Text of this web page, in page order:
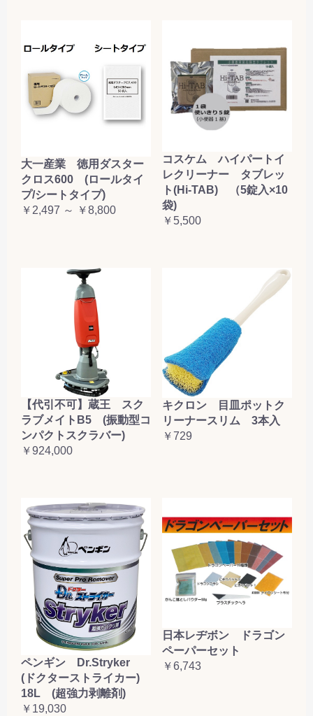
大一産業 徳用ダスター
クロス600 (ロールタイ
プ/シートタイプ)
￥2,497 ～ ￥8,800
コスケム ハイパートイ
レクリーナー タブレッ
ト(Hi-TAB) （5錠入×10
袋)
￥5,500
【代引不可】蔵王 スク
ラブメイトB5 (振動型コ
ンパクトスクラバー)
￥924,000
キクロン 目皿ポットク
リーナースリム 3本入
￥729
ペンギン Dr.Stryker
(ドクターストライカー)
18L (超強力剥離剤)
￥19,030
日本レヂボン ドラゴン
ペーパーセット
￥6,743